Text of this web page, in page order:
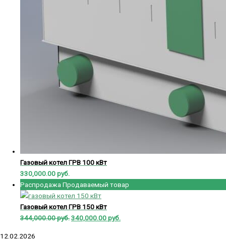
Газовый котел ГРВ 100 кВт
330,000.00руб.
Распродажа Продаваемый товар
Газовый котел ГРВ 150 кВт
344,000.00руб.340,000.00руб.
12.02.2026